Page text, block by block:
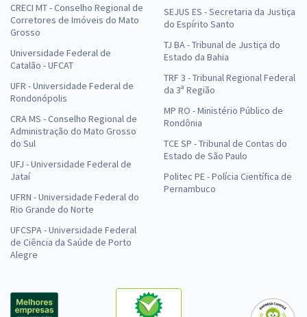
CRECI MT - Conselho Regional de
Corretores de Imóveis do Mato
Grosso
Universidade Federal de
Catalão - UFCAT
UFR - Universidade Federal de
Rondonópolis
CRA MS - Conselho Regional de
Administração do Mato Grosso
do Sul
UFJ - Universidade Federal de
Jataí
UFRN - Universidade Federal do
Rio Grande do Norte
UFCSPA - Universidade Federal
de Ciência da Saúde de Porto
Alegre
SEJUS ES - Secretaria da Justiça
do Espírito Santo
TJ BA - Tribunal de Justiça do
Estado da Bahia
TRF 3 - Tribunal Regional Federal
da 3ª Região
MP RO - Ministério Público de
Rondônia
TCE SP - Tribunal de Contas do
Estado de São Paulo
Politec PE - Polícia Científica de
Pernambuco